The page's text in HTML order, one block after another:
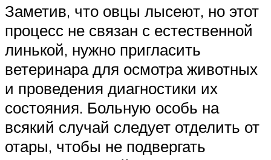
Заметив, что овцы лысеют, но этот
процесс не связан с естественной
линькой, нужно пригласить
ветеринара для осмотра животных
и проведения диагностики их
состояния. Больную особь на
всякий случай следует отделить от
отары, чтобы не подвергать